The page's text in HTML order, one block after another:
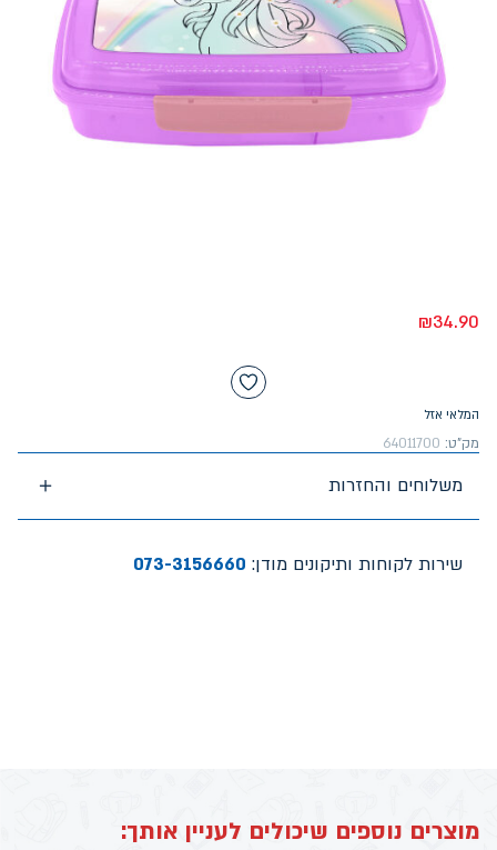
₪34.90
המלאי אזל
מק"ט: 64011700
משלוחים והחזרות
שירות לקוחות ותיקונים מודן: 073-3156660
מוצרים נוספים שיכולים לעניין אותך: